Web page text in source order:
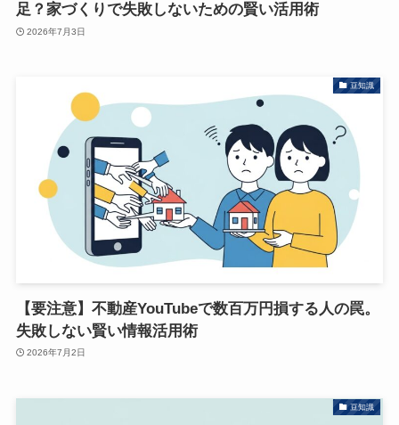
足？家づくりで失敗しないための賢い活用術
2026年7月3日
豆知識
【要注意】不動産YouTubeで数百万円損する人の罠。
失敗しない賢い情報活用術
2026年7月2日
豆知識